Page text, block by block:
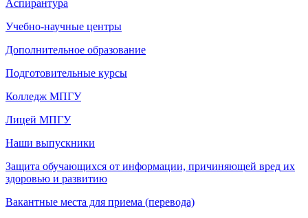
Аспирантура
Учебно-научные центры
Дополнительное образование
Подготовительные курсы
Колледж МПГУ
Лицей МПГУ
Наши выпускники
Защита обучающихся от информации, причиняющей вред их
здоровью и развитию
Вакантные места для приема (перевода)